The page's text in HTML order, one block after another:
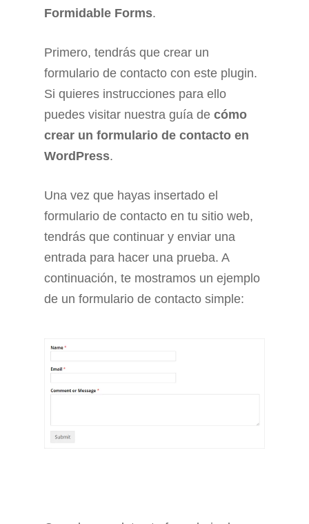
Formidable Forms.
Primero, tendrás que crear un
formulario de contacto con este plugin.
Si quieres instrucciones para ello
puedes visitar nuestra guía de cómo
crear un formulario de contacto en
WordPress.
Una vez que hayas insertado el
formulario de contacto en tu sitio web,
tendrás que continuar y enviar una
entrada para hacer una prueba. A
continuación, te mostramos un ejemplo
de un formulario de contacto simple: